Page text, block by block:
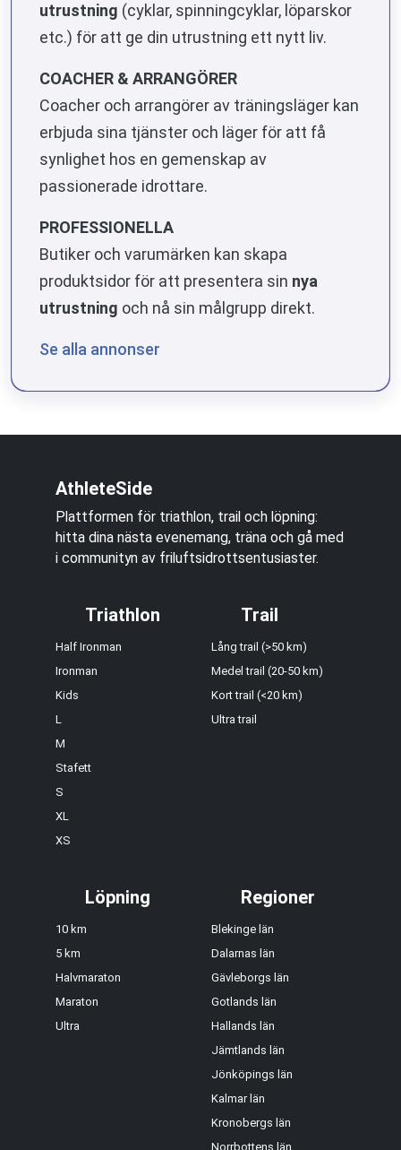
utrustning (cyklar, spinningcyklar, löparskor
etc.) för att ge din utrustning ett nytt liv.
COACHER & ARRANGÖRER
Coacher och arrangörer av träningsläger kan
erbjuda sina tjänster och läger för att få
synlighet hos en gemenskap av
passionerade idrottare.
PROFESSIONELLA
Butiker och varumärken kan skapa
produktsidor för att presentera sin nya
utrustning och nå sin målgrupp direkt.
Se alla annonser
AthleteSide
Plattformen för triathlon, trail och löpning:
hitta dina nästa evenemang, träna och gå med
i communityn av friluftsidrottsentusiaster.
Triathlon
Half Ironman
Ironman
Kids
L
M
Stafett
S
XL
XS
Trail
Lång trail (>50 km)
Medel trail (20-50 km)
Kort trail (<20 km)
Ultra trail
Löpning
10 km
5 km
Halvmaraton
Maraton
Ultra
Regioner
Blekinge län
Dalarnas län
Gävleborgs län
Gotlands län
Hallands län
Jämtlands län
Jönköpings län
Kalmar län
Kronobergs län
Norrbottens län